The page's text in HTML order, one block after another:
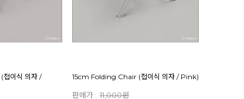
이식 의자 /
15cm Folding Chair (접이식 의자 / Pink)
판매가 : 11,000원